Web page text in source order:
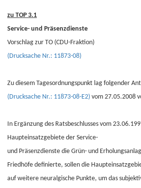
zu TOP 3.1
Service- und Präsenzdienste
Vorschlag zur TO (CDU-Fraktion)
(Drucksache Nr.: 11873-08)
Zu diesem Tagesordnungspunkt lag folgender
(Drucksache Nr.: 11873-08-E2) vom 27.05.2008
In Ergänzung des Ratsbeschlusses vom
Haupteinsatzgebiete der Service-
und Präsenzdienste die Grün- und
Friedhöfe definierte, sollen die
auf weitere neuralgische Punkte, um das